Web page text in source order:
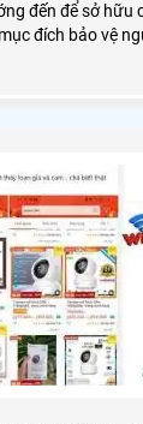
đến để sở hữu
đích bảo vệ